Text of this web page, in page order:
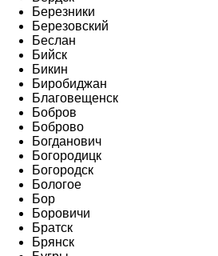
Березники
Березовский
Беслан
Бийск
Бикин
Биробиджан
Благовещенск
Бобров
Боброво
Богданович
Богородицк
Богородск
Бологое
Бор
Боровичи
Братск
Брянск